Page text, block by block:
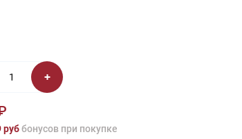
руббонусов при покупке